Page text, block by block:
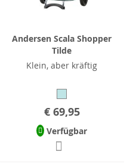
Andersen Scala Shopper
Tilde
Klein, aber kräftig
€ 69,95
Verfügbar